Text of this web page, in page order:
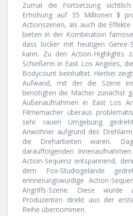
Zumal die Fortsetzung
Erhöhung auf 35 Millionen $
Actionszenen, als auch die
bieten in der Kombination
dass locker mit heutigen Genre-
kann. Zu den Action-Highlights
Schießerei in East Los Angeles,
Bodycount beinhaltet. Hierbei
Aufwand, mit der die Szene
benötigten die Macher zunächst
Außenaufnahmen in East Los
Filmemacher überaus
sehr rauen Umgebung
Anwohner aufgrund des
die Dreharbeiten waren.
darauffolgenden
Action-Sequenz entspannend,
dem Fox-Studiogelände
erinnerungswürdige Action-
Angriffs-Szene. Diese
Produzenten direkt aus der
Reihe übernommen.